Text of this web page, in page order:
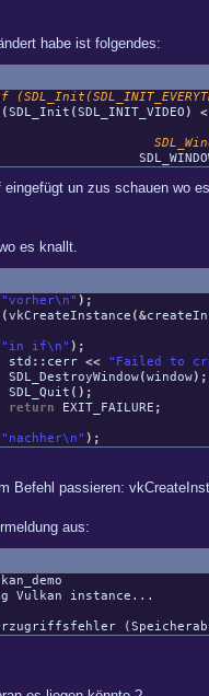
habe ist folgendes:
(SDL_Init (SDL_INIT_VIDEO ) <
eingefügt un zus schauen wo
es knallt.
"vorher\n" ) ;
(vkCreateInstance (&
"in if\n" ) ;
:: cerr << "Failed to
(window) ;
( ) ;
return EXIT_FAILURE ;
"nachher\n" ) ;
Befehl passieren:
aus:
Vulkan instance...